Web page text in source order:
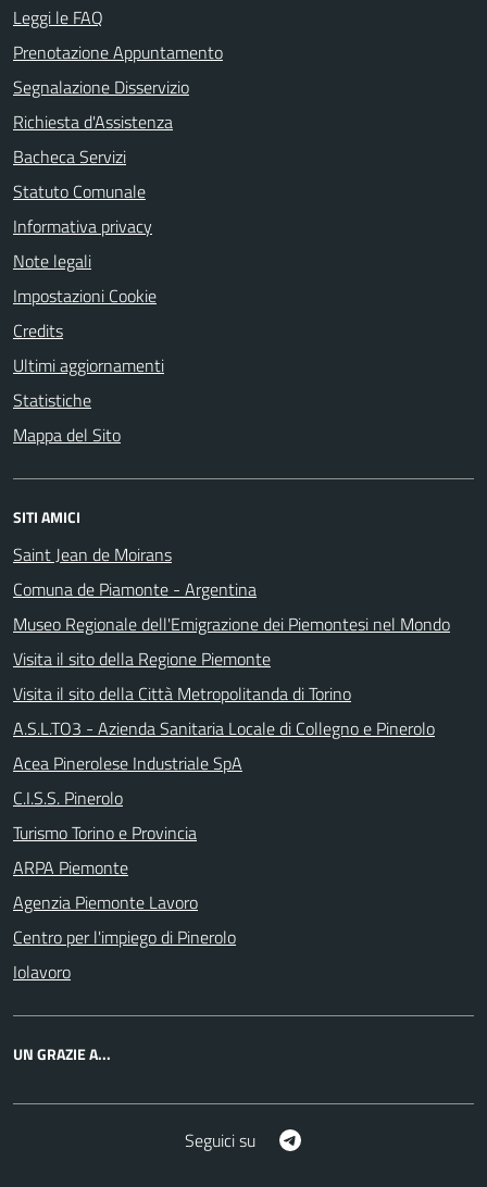
Leggi le FAQ
Prenotazione Appuntamento
Segnalazione Disservizio
Richiesta d'Assistenza
Bacheca Servizi
Statuto Comunale
Informativa privacy
Note legali
Impostazioni Cookie
Credits
Ultimi aggiornamenti
Statistiche
Mappa del Sito
SITI AMICI
Saint Jean de Moirans
Comuna de Piamonte - Argentina
Museo Regionale dell'Emigrazione dei Piemontesi nel Mondo
Visita il sito della Regione Piemonte
Visita il sito della Città Metropolitanda di Torino
A.S.L.TO3 - Azienda Sanitaria Locale di Collegno e Pinerolo
Acea Pinerolese Industriale SpA
C.I.S.S. Pinerolo
Turismo Torino e Provincia
ARPA Piemonte
Agenzia Piemonte Lavoro
Centro per l'impiego di Pinerolo
Iolavoro
UN GRAZIE A...
Seguici su